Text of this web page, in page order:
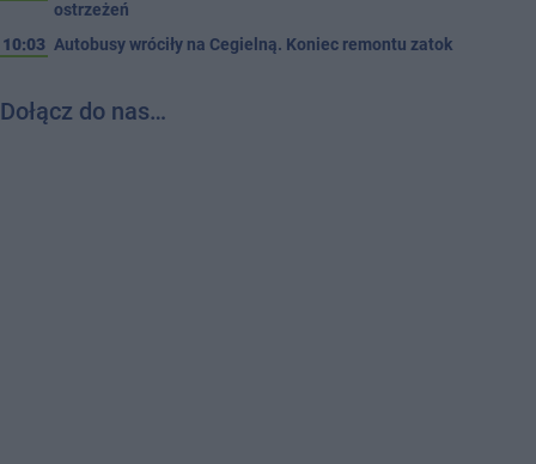
ostrzeżeń
10:03 Autobusy wróciły na Cegielną. Koniec remontu zatok
Dołącz do nas…